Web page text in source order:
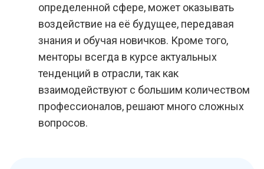
определенной сфере, может оказывать
воздействие на её будущее, передавая
знания и обучая новичков. Кроме того,
менторы всегда в курсе актуальных
тенденций в отрасли, так как
взаимодействуют с большим количеством
профессионалов, решают много сложных
вопросов.